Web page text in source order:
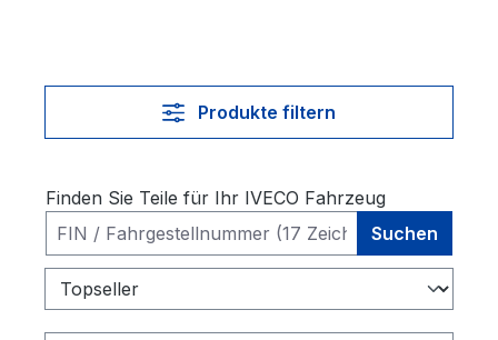
Produkte filtern
Finden Sie Teile für Ihr IVECO Fahrzeug
Suchen